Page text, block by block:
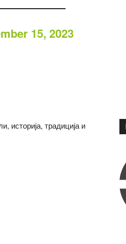
15, 2023
историја, традиција и